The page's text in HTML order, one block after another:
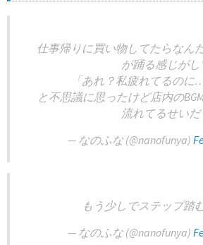
仕事帰りに買い物してたらなん
が踊る感じがし
「あれ？私疲れてるのに
と不思議に思ったけど店内の
流れてるせいだ
— なのふな (@nanofunya)
もう少しでステップ踏
— なのふな (@nanofunya)